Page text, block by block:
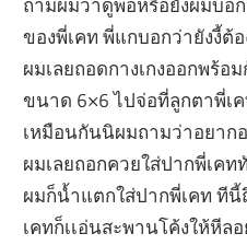
ถามผมว่าดูพอหรือยังผมบอ
ของพี่เคท พี่แกบอกว่ายังงี้ต้
ผมเลยถอดกางเกงออกพร้อ
ขนาด 6×6 ไปจ่อที่ลูกตาพี่เ
เหมือนกันนิผมถามว่าอยาก
ผมเลยถอกควยใส่ปากพี่เค
ผมก็น้ำแตกใส่ปากพี่เคท ทีนี้
เคทก็เเอ่นสะพานโค้งให้หีล